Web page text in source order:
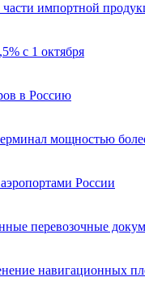
части импортной
с 1 октября
в Россию
мощностью
России
перевозочные
навигационных